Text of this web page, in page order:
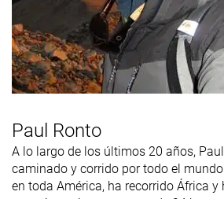
Paul Ronto
A lo largo de los últimos 20 años,
caminado y corrido por todo el
en toda América, ha recorrido África y